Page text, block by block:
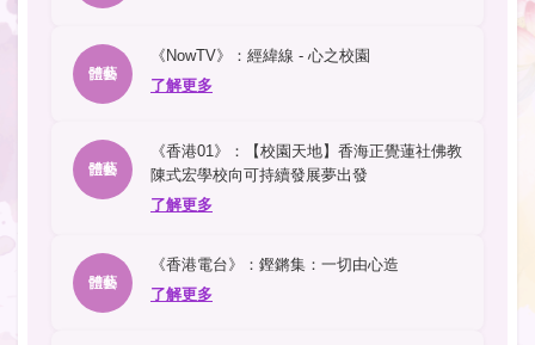
體藝
《NowTV》：經緯線 - 心之校園
了解更多
體藝
《香港01》：【校園天地】香海正覺蓮社佛教
陳式宏學校向可持續發展夢出發
了解更多
體藝
《香港電台》：鏗鏘集：一切由心造
了解更多